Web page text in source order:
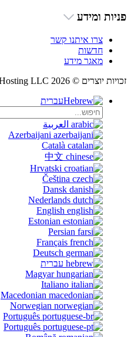
פניות ומידע
צרו איתנו קשר
חדשות
מאגר מידע
זכויות יוצרים © 2026 Mynymbox Hosting LLC כל הזכויות שמורות.
עברית
العربية
Azerbaijani
Català
中文
Hrvatski
Čeština
Dansk
Nederlands
English
Estonian
Persian
Français
Deutsch
עברית
Magyar
Italiano
Macedonian
Norwegian
Português
Português